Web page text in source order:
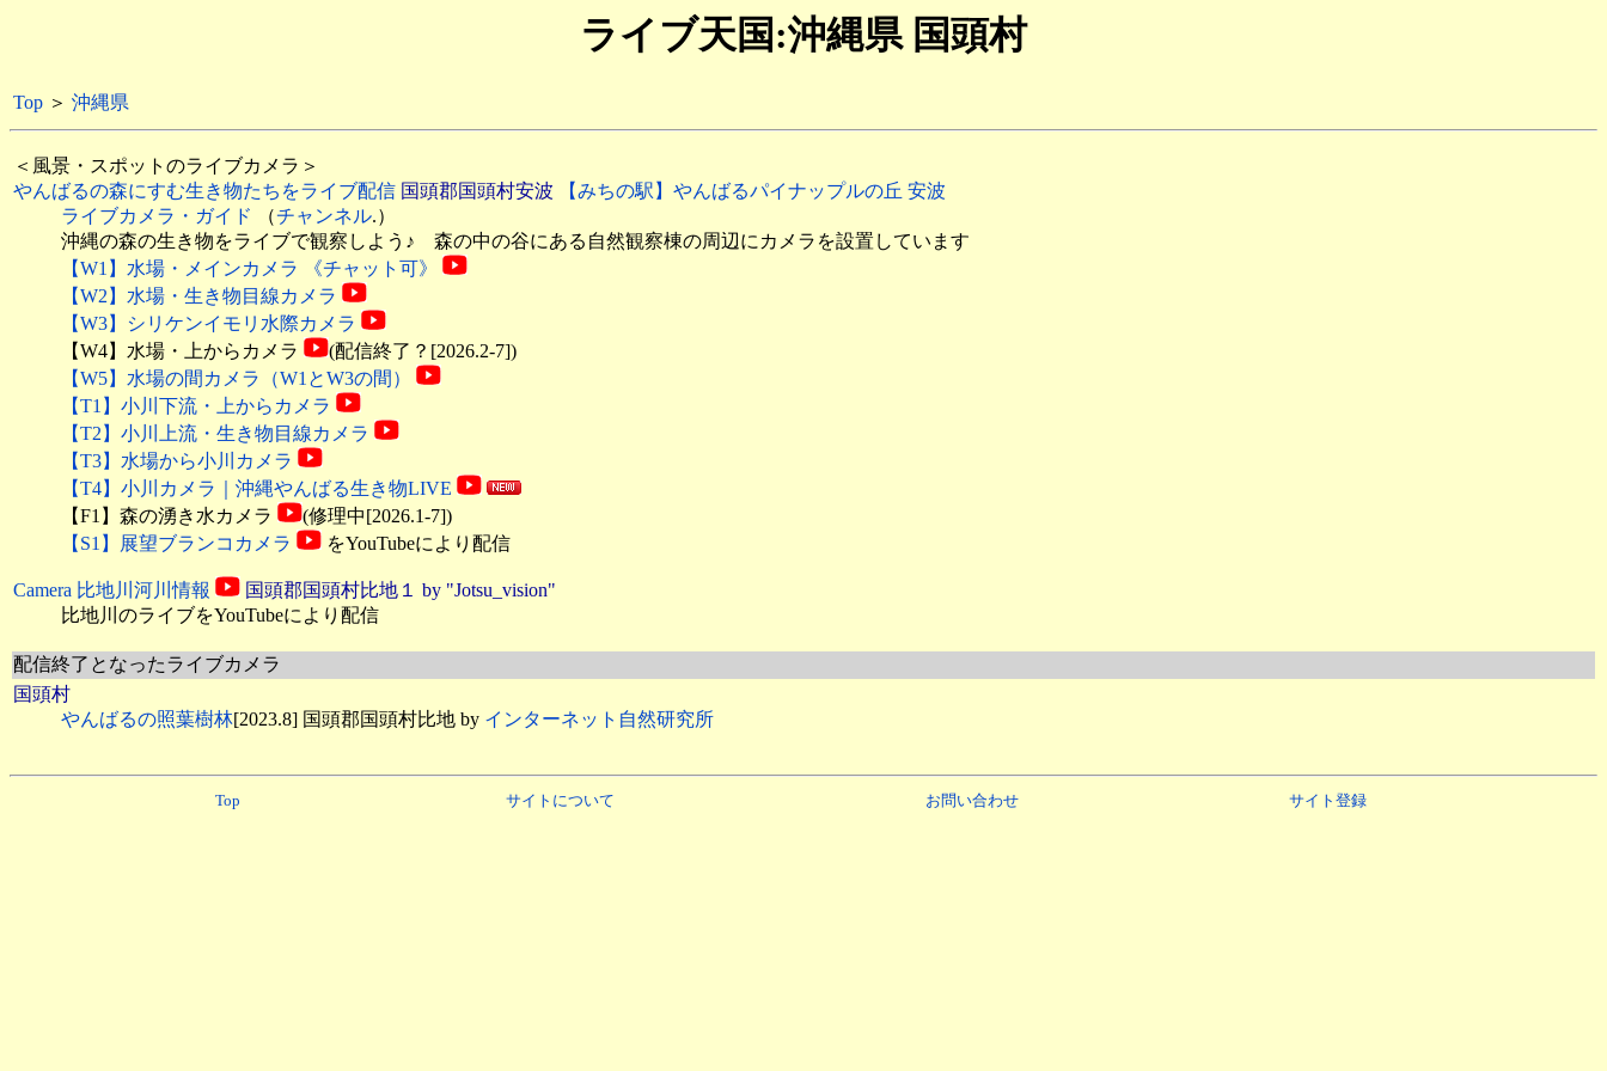
ライブ天国:沖縄県 国頭村
Top ＞ 沖縄県
＜風景・スポットのライブカメラ＞
やんばるの森にすむ生き物たちをライブ配信 国頭郡国頭村安波
【みちの駅】やんばるパイナップルの丘 安波
ライブカメラ・ガイド
（チャンネル.）
沖縄の森の生き物をライブで観察しよう♪ 森の中の谷にある自然観察棟の周辺にカメラを設置しています
【W1】水場・メインカメラ 《チャット可》
【W2】水場・生き物目線カメラ
【W3】シリケンイモリ水際カメラ
【W4】水場・上からカメラ
(配信終了？[2026.2-7])
【W5】水場の間カメラ（W1とW3の間）
【T1】小川下流・上からカメラ
【T2】小川上流・生き物目線カメラ
【T3】水場から小川カメラ
【T4】小川カメラ｜沖縄やんばる生き物LIVE
【F1】森の湧き水カメラ
(修理中[2026.1-7])
【S1】展望ブランコカメラ
をYouTubeにより配信
Camera 比地川河川情報
国頭郡国頭村比地１ by "Jotsu_vision"
比地川のライブをYouTubeにより配信
配信終了となったライブカメラ
国頭村
やんばるの照葉樹林[2023.8] 国頭郡国頭村比地 by インターネット自然研究所
Top サイトについて お問い合わせ サイト登録